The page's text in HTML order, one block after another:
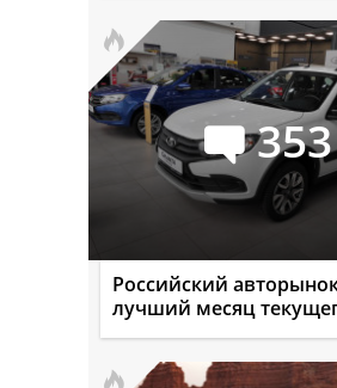
353
Российский
лучший месяц